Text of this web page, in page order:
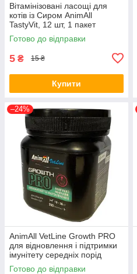
Вітамінізовані ласощі для
котів із Сиром AnimAll
TastyVit, 12 шт, 1 пакет
Готово до відправки
5 ₴ 15 ₴
Купити
–24%
AnimAll VetLine Growth PRO
для відновлення і підтримки
імунітету середніх порід
собак 200 таб х 1 г
Готово до відправки